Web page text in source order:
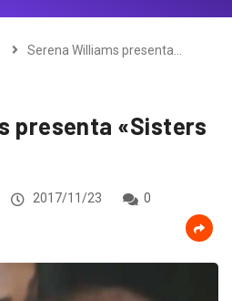
Serena Williams presenta…
presenta «Sisters
2017/11/23
0